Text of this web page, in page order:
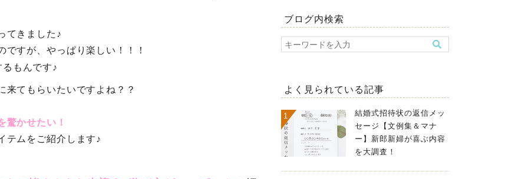
てきました♪
すが、やっぱり楽しい！！！
るもんです♪
来てもらいたいですよね？？
驚かせたい！
テムをご紹介します♪
ブログ内検索
よく見られている記事
結婚式招待状の返信メッ
セージ【文例集＆マナ
ー】新郎新婦が喜ぶ内容
を大調査！